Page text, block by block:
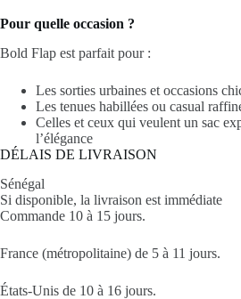
Pour quelle occasion ?
Bold Flap est parfait pour :
Les sorties urbaines et occasions
Les tenues habillées ou casual
Celles et ceux qui veulent un sac
l’élégance
DÉLAIS DE LIVRAISON
Sénégal
Si disponible, la livraison est immédiate
Commande 10 à 15 jours.
France (métropolitaine) de 5 à 11 jours.
États-Unis de 10 à 16 jours.